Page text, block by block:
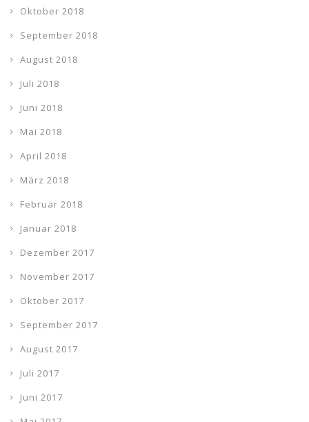
Oktober 2018
September 2018
August 2018
Juli 2018
Juni 2018
Mai 2018
April 2018
März 2018
Februar 2018
Januar 2018
Dezember 2017
November 2017
Oktober 2017
September 2017
August 2017
Juli 2017
Juni 2017